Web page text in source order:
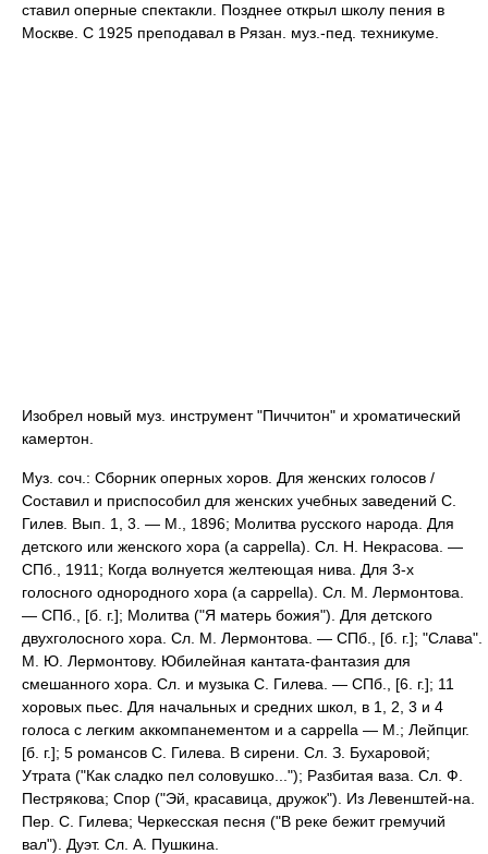
ставил оперные спектакли. Позднее открыл школу пения в
Москве. С 1925 преподавал в Рязан. муз.-пед. техникуме.
Изобрел новый муз. инструмент "Пиччитон" и хроматический
камертон.
Муз. соч.: Сборник оперных хоров. Для женских голосов /
Составил и приспособил для женских учебных заведений С.
Гилев. Вып. 1, 3. — М., 1896; Молитва русского народа. Для
детского или женского хора (a cappella). Сл. Н. Некрасова. —
СПб., 1911; Когда волнуется желтеющая нива. Для 3-х
голосного однородного хора (а cappella). Сл. М. Лермонтова.
— СПб., [б. г.]; Молитва ("Я матерь божия"). Для детского
двухголосного хора. Сл. М. Лермонтова. — СПб., [б. г.]; "Слава".
М. Ю. Лермонтову. Юбилейная кантата-фантазия для
смешанного хора. Сл. и музыка С. Гилева. — СПб., [6. г.]; 11
хоровых пьес. Для начальных и средних школ, в 1, 2, 3 и 4
голоса с легким аккомпанементом и a cappella — M.; Лейпциг.
[б. г.]; 5 романсов С. Гилева. В сирени. Сл. З. Бухаровой;
Утрата ("Как сладко пел соловушко..."); Разбитая ваза. Сл. Ф.
Пестрякова; Спор ("Эй, красавица, дружок"). Из Левенштей-на.
Пер. С. Гилева; Черкесская песня ("В реке бежит гремучий
вал"). Дуэт. Сл. А. Пушкина.